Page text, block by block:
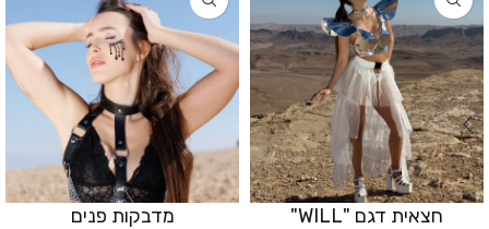
חצאית דגם "WILL" מדבקות פנים